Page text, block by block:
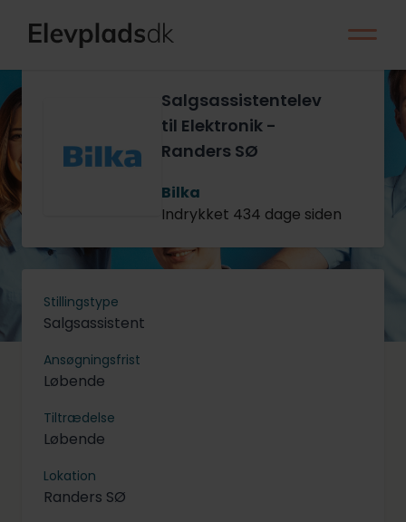
Salgsassistentelev
til Elektronik -
Randers SØ
Bilka
Indrykket 434 dage siden
Stillingstype
Salgsassistent
Ansøgningsfrist
Løbende
Tiltrædelse
Løbende
Lokation
Randers SØ